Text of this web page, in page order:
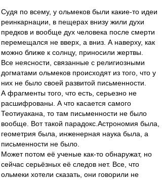
Судя по всему, у ольмеков были какие-то идеи
реинкарнации, в пещерах внизу жили духи
предков и вообще дух человека после смерти
перемещался не вверх, а вниз. А наверху, как
можно ближе к солнцу, приносили жертвы.
Все неясности, связанные с религиозными
догматами ольмеков происходят из того, что у
них не было своей развитой письменности.
А фрагменты того, что есть, серьезно не
расшифрованы. А что касается самого
Теотиуакана, то там письменности не было
вообще. Вот такой парадокс.Астрономия была,
геометрия была, инженерная наука была, а
письменности не было.
Может потом её ученые как-то обнаружат, но
сейчас серьёзных её следов нет. Все, что
ольмеки хотели сказать, они говорили не